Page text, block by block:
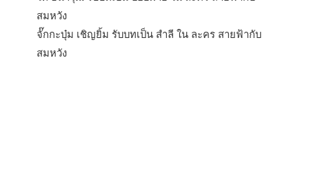
สมหวัง
จั๊กกะบุ๋ม เชิญยิ้ม รับบทเป็น สำลี ใน ละคร สายฟ้ากับ
สมหวัง